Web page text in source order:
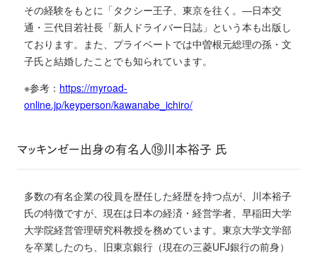
その経験をもとに「タクシー王子、東京を往く。―日本交
通・三代目若社長「新人ドライバー日誌」という本も出版し
ております。また、プライベートでは中曽根元総理の孫・文
子氏と結婚したことでも知られています。
※参考： https://myroad-
online.jp/keyperson/kawanabe_ichiro/
マッキンゼー出身の有名人⑲川本裕子 氏
多数の有名企業の役員を歴任した経歴を持つ点が、川本裕子
氏の特徴ですが、現在は日本の経済・経営学者、早稲田大学
大学院経営管理研究科教授を務めています。東京大学文学部
を卒業したのち、旧東京銀行（現在の三菱UFJ銀行の前身）